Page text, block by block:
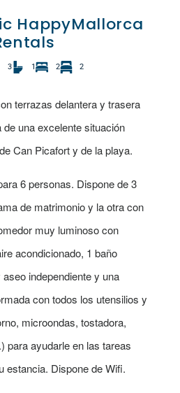
HappyMallorca
3 1 2 2
terrazas delantera y trasera
una excelente situación
Can Picafort y de la playa.
6 personas. Dispone de 3
de matrimonio y la otra con
muy luminoso con
acondicionado, 1 baño
independiente y una
con todos los utensilios y
microondas, tostadora,
para ayudarle en las tareas
estancia. Dispone de Wifi.